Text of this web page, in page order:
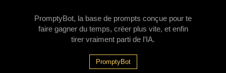
PromptyBot, la base de prompts conçue pour te
faire gagner du temps, créer plus vite, et enfin
tirer vraiment parti de l’IA.
PromptyBot